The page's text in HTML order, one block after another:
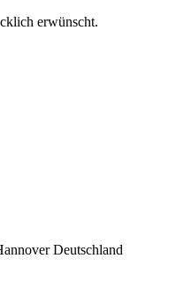
erwünscht.
Deutschland